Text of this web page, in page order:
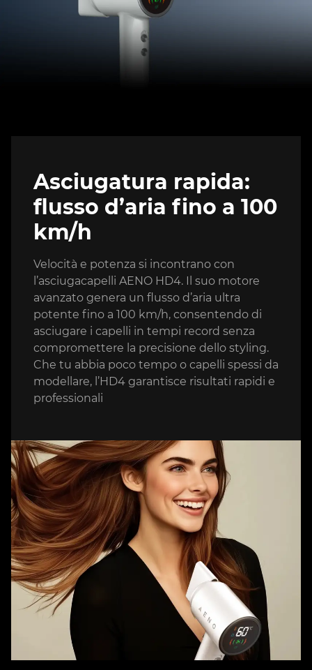
Asciugatura rapida:
flusso d’aria fino a 100
km/h
Velocità e potenza si incontrano con
l’asciugacapelli AENO HD4. Il suo motore
avanzato genera un flusso d’aria ultra
potente fino a 100 km/h, consentendo di
asciugare i capelli in tempi record senza
compromettere la precisione dello styling.
Che tu abbia poco tempo o capelli spessi da
modellare, l’HD4 garantisce risultati rapidi e
professionali